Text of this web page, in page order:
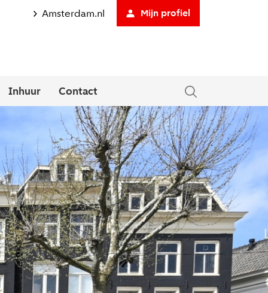
Amsterdam.nl Mijn profiel
Inhuur Contact Direct solliciteren